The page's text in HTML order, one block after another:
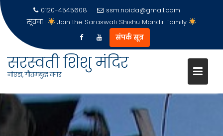
0120-4545608
ssm.noida@gmail.com
सूचना :
Join the Saraswati Shishu Mandir Family
संपर्क सूत्र
सरस्वती शिशु मंदिर
नोएडा, गौतमबुद्ध नगर